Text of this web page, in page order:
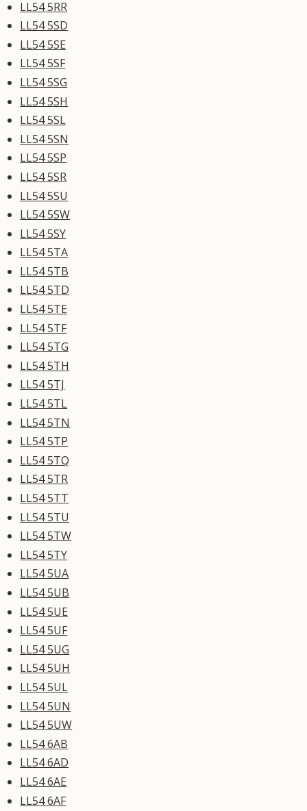
LL54 5RR
LL54 5SD
LL54 5SE
LL54 5SF
LL54 5SG
LL54 5SH
LL54 5SL
LL54 5SN
LL54 5SP
LL54 5SR
LL54 5SU
LL54 5SW
LL54 5SY
LL54 5TA
LL54 5TB
LL54 5TD
LL54 5TE
LL54 5TF
LL54 5TG
LL54 5TH
LL54 5TJ
LL54 5TL
LL54 5TN
LL54 5TP
LL54 5TQ
LL54 5TR
LL54 5TT
LL54 5TU
LL54 5TW
LL54 5TY
LL54 5UA
LL54 5UB
LL54 5UE
LL54 5UF
LL54 5UG
LL54 5UH
LL54 5UL
LL54 5UN
LL54 5UW
LL54 6AB
LL54 6AD
LL54 6AE
LL54 6AF